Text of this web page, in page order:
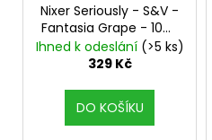
Nixer Seriously - S&V -
Fantasia Grape - 10ml
Hroznové víno,
Chladivá složka (ICE)
Ihned k odeslání (>5 ks)
329 Kč
DO KOŠÍKU